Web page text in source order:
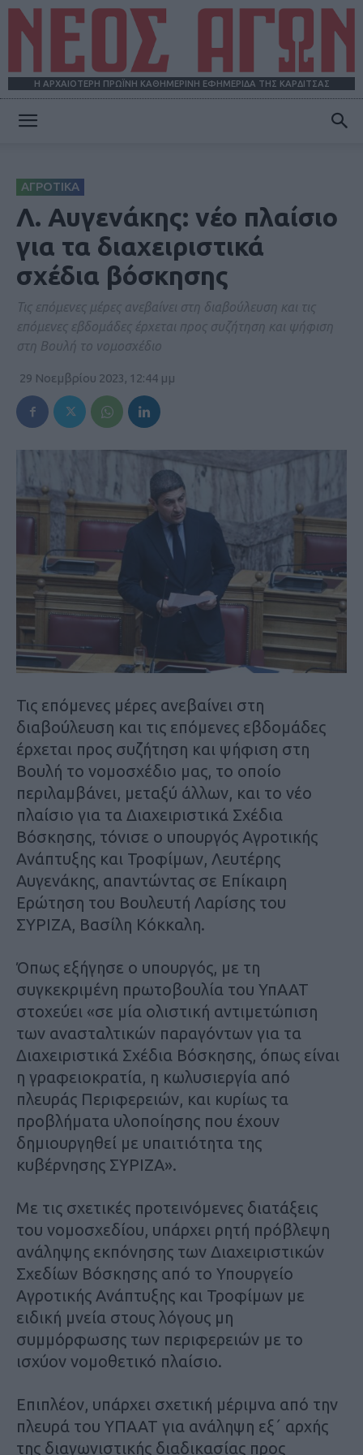
Η ΑΡΧΑΙΟΤΕΡΗ ΠΡΩΪΝΗ ΚΑΘΗΜΕΡΙΝΗ ΕΦΗΜΕΡΙΔΑ ΤΗΣ ΚΑΡΔΙΤΣΑΣ
ΑΓΡΟΤΙΚΑ
Λ. Αυγενάκης: νέο πλαίσιο
για τα διαχειριστικά
σχέδια βόσκησης
Τις επόμενες μέρες ανεβαίνει στη διαβούλευση και τις
επόμενες εβδομάδες έρχεται προς συζήτηση και ψήφιση
στη Βουλή το νομοσχέδιο
29 Νοεμβρίου 2023, 12:44 μμ
Τις επόμενες μέρες ανεβαίνει στη
διαβούλευση και τις επόμενες εβδομάδες
έρχεται προς συζήτηση και ψήφιση στη
Βουλή το νομοσχέδιο μας, το οποίο
περιλαμβάνει, μεταξύ άλλων, και το νέο
πλαίσιο για τα Διαχειριστικά Σχέδια
Βόσκησης, τόνισε ο υπουργός Αγροτικής
Ανάπτυξης και Τροφίμων, Λευτέρης
Αυγενάκης, απαντώντας σε Επίκαιρη
Ερώτηση του Βουλευτή Λαρίσης του
ΣΥΡΙΖΑ, Βασίλη Κόκκαλη.
Όπως εξήγησε ο υπουργός, με τη
συγκεκριμένη πρωτοβουλία του ΥπΑΑΤ
στοχεύει «σε μία ολιστική αντιμετώπιση
των ανασταλτικών παραγόντων για τα
Διαχειριστικά Σχέδια Βόσκησης, όπως είναι
η γραφειοκρατία, η κωλυσιεργία από
πλευράς Περιφερειών, και κυρίως τα
προβλήματα υλοποίησης που έχουν
δημιουργηθεί με υπαιτιότητα της
κυβέρνησης ΣΥΡΙΖΑ».
Με τις σχετικές προτεινόμενες διατάξεις
του νομοσχεδίου, υπάρχει ρητή πρόβλεψη
ανάληψης εκπόνησης των Διαχειριστικών
Σχεδίων Βόσκησης από το Υπουργείο
Αγροτικής Ανάπτυξης και Τροφίμων με
ειδική μνεία στους λόγους μη
συμμόρφωσης των περιφερειών με το
ισχύον νομοθετικό πλαίσιο.
Επιπλέον, υπάρχει σχετική μέριμνα από την
πλευρά του ΥΠΑΑΤ για ανάληψη εξ΄ αρχής
της διαγωνιστικής διαδικασίας προς